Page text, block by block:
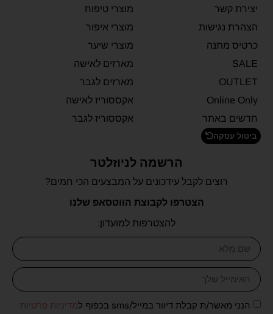
יצירת קשר
הצהרת נגישות
כרטיס מתנה
SALE
OUTLET
Online Only
חדשים באתר
ביטול עסקה
מוצרי טיפוח
מוצרי איפור
מוצרי שיער
מארזים לאישה
מארזים לגבר
אקססוריז לאישה
אקססוריז לגבר
הרשמה לניוזלטר
רוצים לקבל עידכונים על המבצעים הכי חמים?
הצטרפו לקבוצת הווטסאפ שלנו
להצטרפות למועדון:
הנני מאשר/ת קבלת דיוור במייל/sms בכפוף ל מדיניות פרטיות